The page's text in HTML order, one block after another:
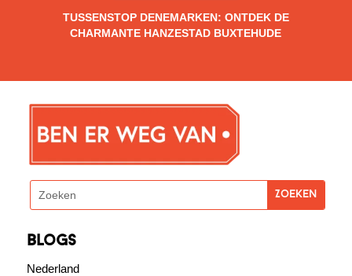
TUSSENSTOP DENEMARKEN: ONTDEK DE
CHARMANTE HANZESTAD BUXTEHUDE
blogs
Nederland